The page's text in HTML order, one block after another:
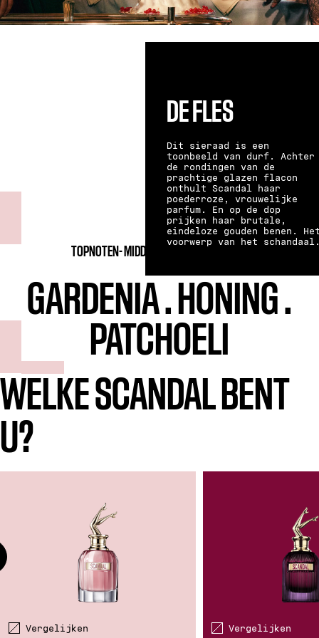
DE FLES
Dit sieraad is een
toonbeeld van durf. Achter
de rondingen van de
prachtige glazen flacon
onthult Scandal haar
poederroze, vrouwelijke
parfum. En op de dop
prijken haar brutale,
eindeloze gouden benen.
voorwerp van het
TOPNOTEN- MIDDENNOTEN-
GARDENIA. HONING.
PATCHOELI
WELKE SCANDAL BENT
U?
Vergelijken Vergelijken